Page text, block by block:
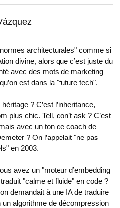
architecturales" comme si
divine, alors que c’est juste du
avec des mots de marketing
est dans la "future tech".
? C’est l’inheritance,
plus chic. Tell, don’t ask ? C’est
avec un ton de coach de
? On l’appelait "ne pas
en 2003.
avez un "moteur d’embedding
"calme et fluide" en code ?
demandait à une IA de traduire
un algorithme de décompression